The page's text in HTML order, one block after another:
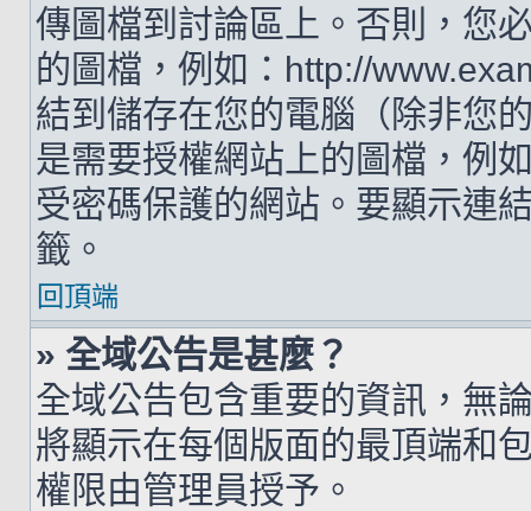
傳圖檔到討論區上。否則，您
的圖檔，例如：http://
結到儲存在您的電腦（除非您
是需要授權網站上的圖檔，例
受密碼保護的網站。要顯示連
籤。
回頂端
» 全域公告是甚麼？
全域公告包含重要的資訊，無
將顯示在每個版面的最頂端和
權限由管理員授予。